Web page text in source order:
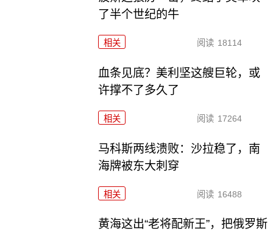
了半个世纪的牛
相关 阅读 18114
血条见底？美利坚这艘巨轮，或
许撑不了多久了
相关 阅读 17264
马科斯两线溃败：沙拉稳了，南
海牌被东大刺穿
相关 阅读 16488
黄海这出“老将配新王”，把俄罗斯